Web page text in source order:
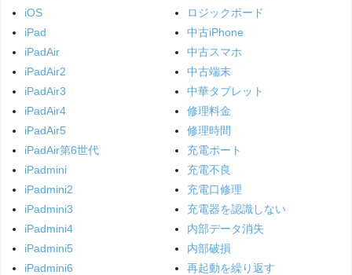
iOS
iPad
iPadAir
iPadAir2
iPadAir3
iPadAir4
iPadAir5
iPadAir第6世代
iPadmini
iPadmini2
iPadmini3
iPadmini4
iPadmini5
iPadmini6
ロジックボード
中古iPhone
中古スマホ
中古端末
中華タブレット
修理料金
修理時間
充電ポート
充電不良
充電口修理
充電器を認識しない
内部データ消失
内部破損
再起動を繰り返す